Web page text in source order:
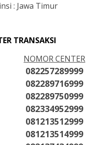
: Jawa Timur
TRANSAKSI
NOMOR CENTER
082257289999
082289716999
082289750999
082334952999
081213512999
081213514999